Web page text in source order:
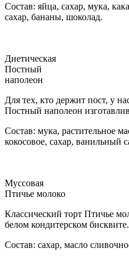
Состав: яйца, сахар, мука,
сахар, бананы, шоколад.
Диетическая
Постный
наполеон
Для тех, кто держит пост, у
Постный наполеон
Состав: мука, растительное
кокосовое, сахар, ванильный
Муссовая
Птичье молоко
Классический торт Птичье
белом кондитерском бисквите.
Состав: сахар, масло